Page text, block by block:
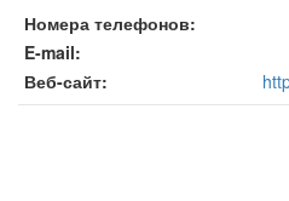
Номера телефонов
E-mail
Веб-сайт